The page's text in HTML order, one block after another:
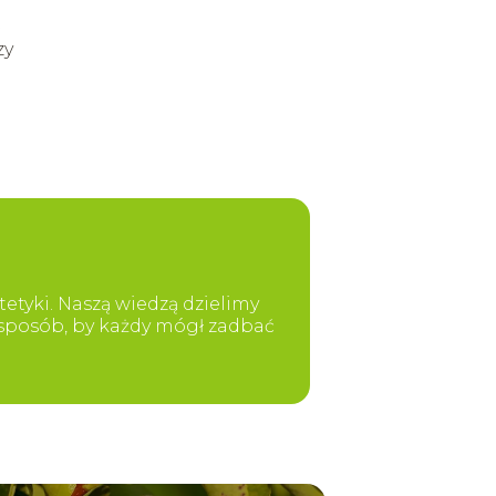
Naszą wiedzą dzielimy
by każdy mógł zadbać